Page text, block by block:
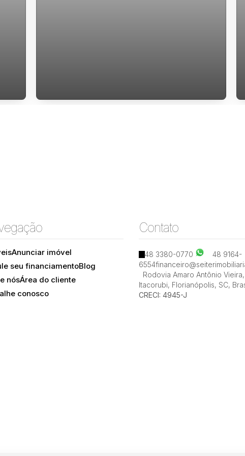
Ingleses do Rio Vermelho, Florianópolis, Santa
Catarina, Brasil
Anunciar imóvel
seu financiamentoBlog
nósÁrea do cliente
conosco
Contato
48 3380-0770
48 9164-
6554
Rodovia Amaro Antônio Vieira,
Itacorubi, Florianópolis, SC,
CRECI: 4945-J